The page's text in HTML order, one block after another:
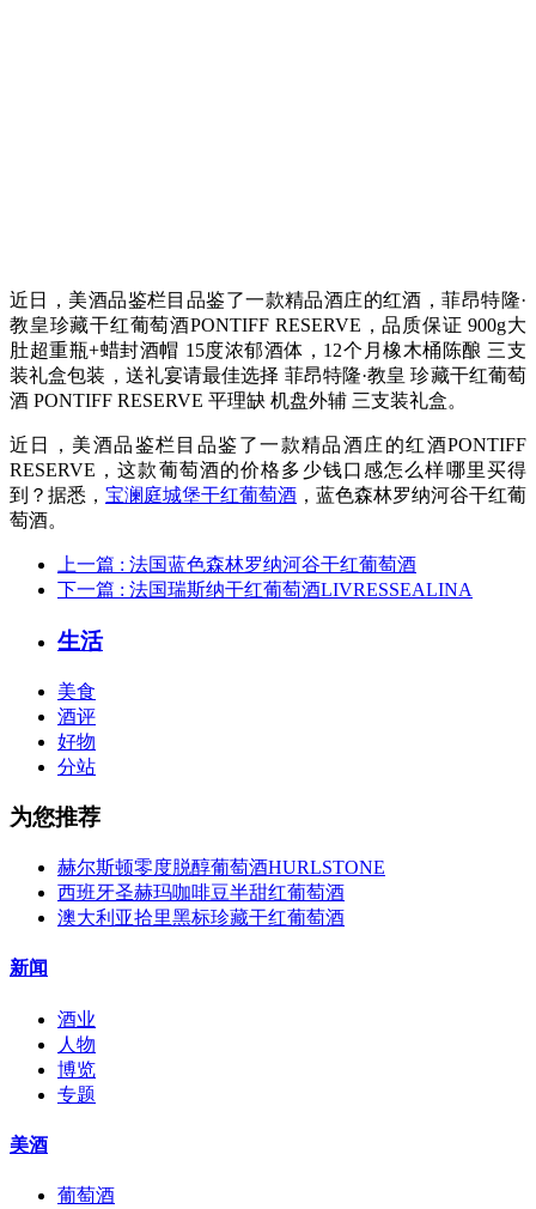
近日，美酒品鉴栏目品鉴了一款精品酒庄的红酒，菲昂特隆·
教皇珍藏干红葡萄酒PONTIFF RESERVE，品质保证 900g大
肚超重瓶+蜡封酒帽 15度浓郁酒体，12个月橡木桶陈酿 三支
装礼盒包装，送礼宴请最佳选择 菲昂特隆·教皇 珍藏干红葡萄
酒 PONTIFF RESERVE 平理缺 机盘外辅 三支装礼盒。
近日，美酒品鉴栏目品鉴了一款精品酒庄的红酒PONTIFF
RESERVE，这款葡萄酒的价格多少钱口感怎么样哪里买得
到？据悉， 宝澜庭城堡干红葡萄酒 ， 蓝色森林罗纳河谷干红葡
萄酒。
上一篇 : 法国蓝色森林罗纳河谷干红葡萄酒
下一篇 : 法国瑞斯纳干红葡萄酒LIVRESSEALINA
生活
美食
酒评
好物
分站
为您推荐
赫尔斯顿零度脱醇葡萄酒HURLSTONE
西班牙圣赫玛咖啡豆半甜红葡萄酒
澳大利亚拾里黑标珍藏干红葡萄酒
新闻
酒业
人物
博览
专题
美酒
葡萄酒